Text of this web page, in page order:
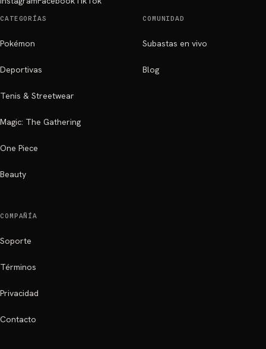
CATEGORÍAS
Pokémon
Deportivas
Tenis & Streetwear
Magic: The Gathering
One Piece
Beauty
COMUNIDAD
Subastas en vivo
Blog
COMPAÑÍA
Soporte
Términos
Privacidad
Contacto